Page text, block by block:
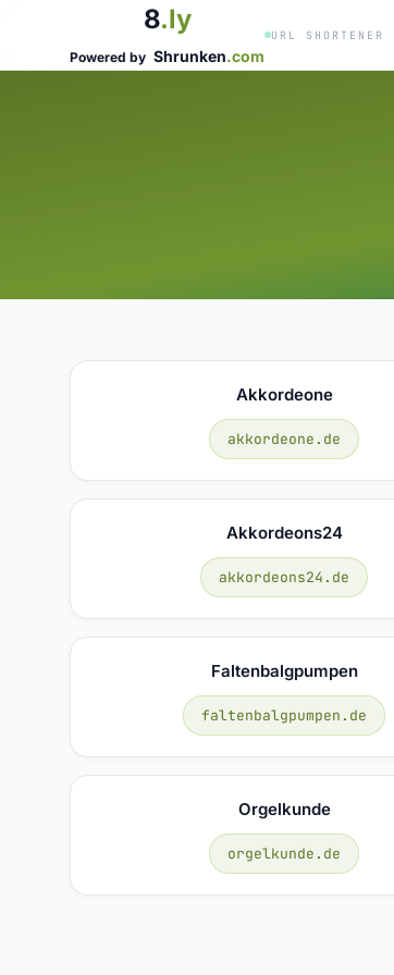
8.ly
Powered by Shrunken.com
URL SHORTENER
Akkordeone
akkordeone.de
Akkordeons24
akkordeons24.de
Faltenbalgpumpen
faltenbalgpumpen.de
Orgelkunde
orgelkunde.de